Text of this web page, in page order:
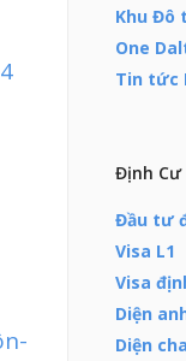
Khu Đô
One
Tin tức
Định Cư
Đầu tư
Visa L1
Visa
Diện
Diện